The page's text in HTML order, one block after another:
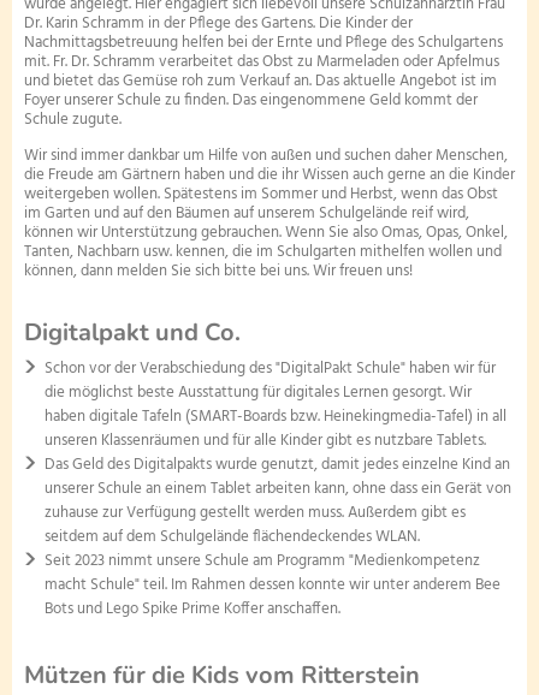
Dr. Karin Schramm in der Pflege des Gartens. Die Kinder der
Nachmittagsbetreuung helfen bei der Ernte und Pflege des Schulgartens
mit. Fr. Dr. Schramm verarbeitet das Obst zu Marmeladen oder Apfelmus
und bietet das Gemüse roh zum Verkauf an. Das aktuelle Angebot ist im
Foyer unserer Schule zu finden. Das eingenommene Geld kommt der
Schule zugute.
Wir sind immer dankbar um Hilfe von außen und suchen daher Menschen,
die Freude am Gärtnern haben und die ihr Wissen auch gerne an die Kinder
weitergeben wollen. Spätestens im Sommer und Herbst, wenn das Obst
im Garten und auf den Bäumen auf unserem Schulgelände reif wird,
können wir Unterstützung gebrauchen. Wenn Sie also Omas, Opas, Onkel,
Tanten, Nachbarn usw. kennen, die im Schulgarten mithelfen wollen und
können, dann melden Sie sich bitte bei uns. Wir freuen uns!
Digitalpakt und Co.
Schon vor der Verabschiedung des "DigitalPakt Schule" haben wir für
die möglichst beste Ausstattung für digitales Lernen gesorgt. Wir
haben digitale Tafeln (SMART-Boards bzw. Heinekingmedia-Tafel) in all
unseren Klassenräumen und für alle Kinder gibt es nutzbare Tablets.
Das Geld des Digitalpakts wurde genutzt, damit jedes einzelne Kind an
unserer Schule an einem Tablet arbeiten kann, ohne dass ein Gerät von
zuhause zur Verfügung gestellt werden muss. Außerdem gibt es
seitdem auf dem Schulgelände flächendeckendes WLAN.
Seit 2023 nimmt unsere Schule am Programm "Medienkompetenz
macht Schule" teil. Im Rahmen dessen konnte wir unter anderem Bee
Bots und Lego Spike Prime Koffer anschaffen.
Mützen für die Kids vom Ritterstein